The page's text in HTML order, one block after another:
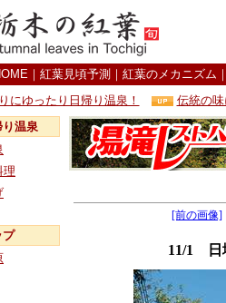
｜ 紅葉見頃予測 ｜ 紅葉のメカニズム
にゆったり日帰り温泉！
伝統の
り温泉
理
プ
[前の画像]
11/1 日